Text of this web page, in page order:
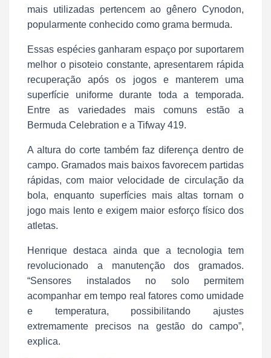
mais utilizadas pertencem ao gênero Cynodon,
popularmente conhecido como grama bermuda.
Essas espécies ganharam espaço por suportarem
melhor o pisoteio constante, apresentarem rápida
recuperação após os jogos e manterem uma
superfície uniforme durante toda a temporada.
Entre as variedades mais comuns estão a
Bermuda Celebration e a Tifway 419.
A altura do corte também faz diferença dentro de
campo. Gramados mais baixos favorecem partidas
rápidas, com maior velocidade de circulação da
bola, enquanto superfícies mais altas tornam o
jogo mais lento e exigem maior esforço físico dos
atletas.
Henrique destaca ainda que a tecnologia tem
revolucionado a manutenção dos gramados.
“Sensores instalados no solo permitem
acompanhar em tempo real fatores como umidade
e temperatura, possibilitando ajustes
extremamente precisos na gestão do campo”,
explica.